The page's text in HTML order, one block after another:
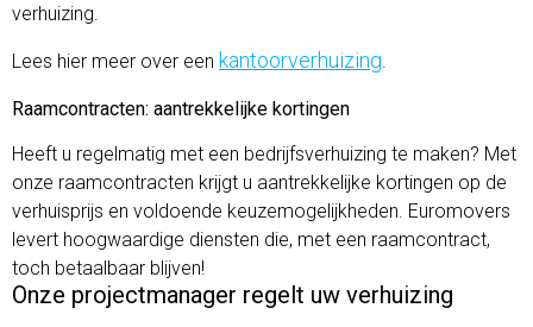
verhuizing.
Lees hier meer over een kantoorverhuizing.
Raamcontracten: aantrekkelijke kortingen
Heeft u regelmatig met een bedrijfsverhuizing te maken? Met
onze raamcontracten krijgt u aantrekkelijke kortingen op de
verhuisprijs en voldoende keuzemogelijkheden. Euromovers
levert hoogwaardige diensten die, met een raamcontract,
toch betaalbaar blijven!
Onze projectmanager regelt uw verhuizing